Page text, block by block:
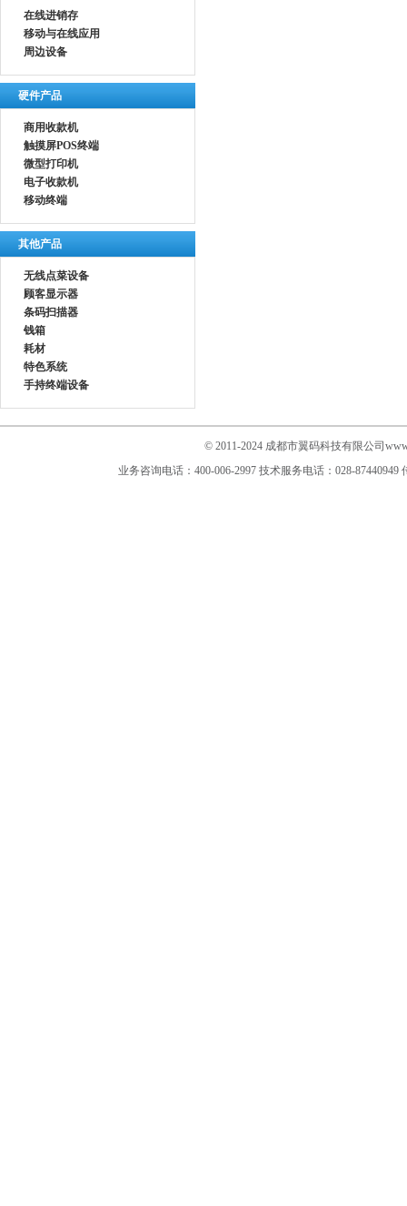
在线进销存
移动与在线应用
周边设备
硬件产品
商用收款机
触摸屏POS终端
微型打印机
电子收款机
移动终端
其他产品
无线点菜设备
顾客显示器
条码扫描器
钱箱
耗材
特色系统
手持终端设备
© 2011-2024 成都市翼码科技有限公司
业务咨询电话：400-006-2997 技术服务电话：028-87440949